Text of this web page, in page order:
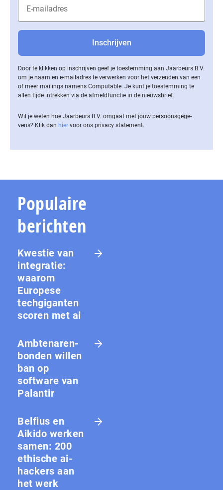
Door te klikken op inschrijven geef je toestemming aan Jaarbeurs B.V.
om je naam en e-mailadres te verwerken voor het verzenden van een
of meer mailings namens Computable. Je kunt je toestemming te
allen tijde intrekken via de af­meld­func­tie in de nieuwsbrief.
Wil je weten hoe Jaarbeurs B.V. omgaat met jouw per­soons­ge­ge­
vens? Klik dan hier voor ons privacy statement.
Populaire
berichten
Kwestie van
integratie:
waarom
Europese
techgiganten
scoren met ai
Amb­te­na­ren­
bon­den willen
ban op
software van
Palantir
Belfius en
Aikido werken
samen: 200
ethische ai-
hackers aan
het werk